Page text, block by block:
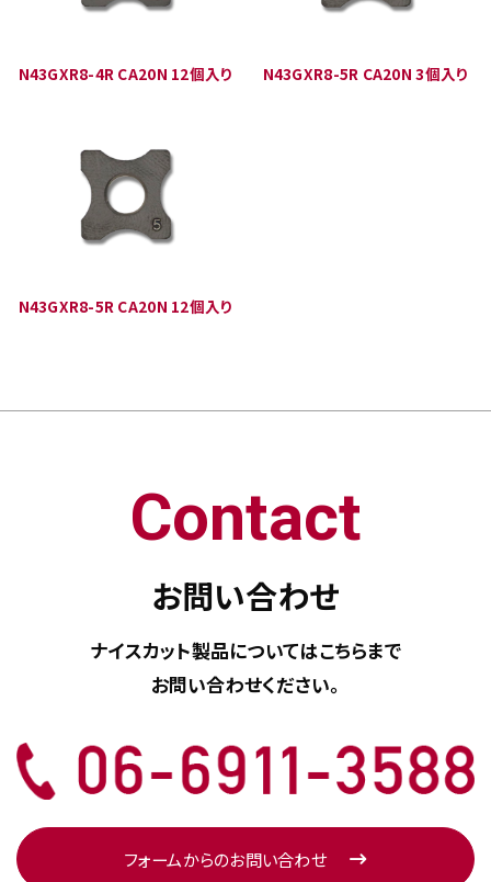
N43GXR8-4R CA20N 12個入り N43GXR8-5R CA20N 3個入り
N43GXR8-5R CA20N 12個入り
Contact
お問い合わせ
ナイスカット製品についてはこちらまで
お問い合わせください。
フォームからのお問い合わせ